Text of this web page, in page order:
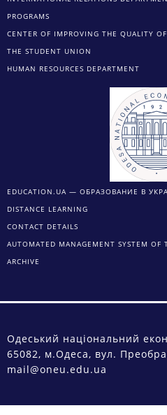
PROGRAMS
CENTER OF IMPROVING THE QUALITY
THE STUDENT UNION
HUMAN RESOURCES DEPARTMENT
EDUCATION.UA — ОБРАЗОВАНИЕ В
DISTANCE LEARNING
CONTACT DETAILS
AUTOMATED MANAGEMENT SYSTEM OF
ARCHIVE
Одеський національний
65082, м.Одеса, вул.
mail@oneu.edu.ua